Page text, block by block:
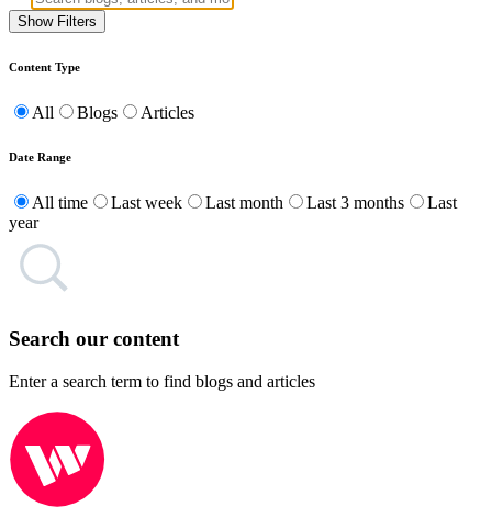
Show Filters
Content Type
All Blogs Articles
Date Range
All time Last week Last month Last 3 months
Last
year
Search our content
Enter a search term to find blogs and articles